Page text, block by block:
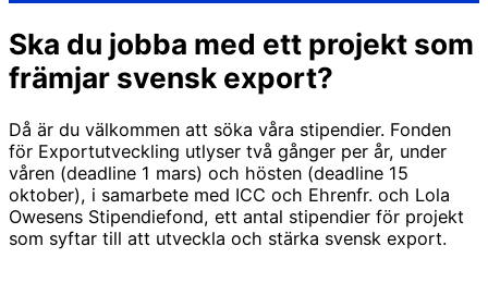
Ska du jobba med ett projekt som
främjar svensk export?
Då är du välkommen att söka våra stipendier. Fonden
för Exportutveckling utlyser två gånger per år, under
våren (deadline 1 mars) och hösten (deadline 15
oktober), i samarbete med ICC och Ehrenfr. och Lola
Owesens Stipendiefond, ett antal stipendier för projekt
som syftar till att utveckla och stärka svensk export.